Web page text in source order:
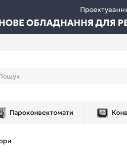
ОБЛАДНАННЯ ДЛЯ
Пароконвектомати